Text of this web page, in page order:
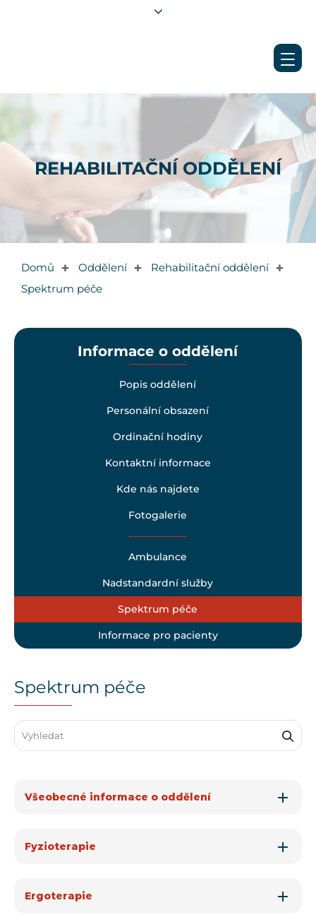
REHABILITAČNÍ ODDĚLENÍ
Domů ✚ Oddělení ✚ Rehabilitační oddělení ✚
Spektrum péče
Informace o oddělení
Popis oddělení
Personální obsazení
Ordinační hodiny
Kontaktní informace
Kde nás najdete
Fotogalerie
Ambulance
Nadstandardní služby
Spektrum péče
Informace pro pacienty
Spektrum péče
Search through FAQ items. Results will update as you type.
Všeobecné informace o oddělení
Fyzioterapie
Ergoterapie